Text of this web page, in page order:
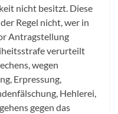
nicht besitzt. Diese
Regel nicht, wer in
Antragstellung
verurteilt
wegen
Erpressung,
Hehlerei,
gegen das